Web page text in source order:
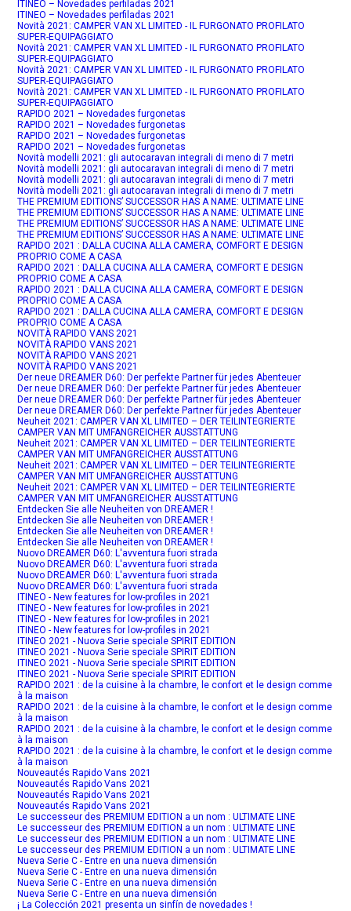
ITINEO – Novedades perfiladas 2021
ITINEO – Novedades perfiladas 2021
Novità 2021: CAMPER VAN XL LIMITED - IL FURGONATO PROFILATO
SUPER-EQUIPAGGIATO
Novità 2021: CAMPER VAN XL LIMITED - IL FURGONATO PROFILATO
SUPER-EQUIPAGGIATO
Novità 2021: CAMPER VAN XL LIMITED - IL FURGONATO PROFILATO
SUPER-EQUIPAGGIATO
Novità 2021: CAMPER VAN XL LIMITED - IL FURGONATO PROFILATO
SUPER-EQUIPAGGIATO
RAPIDO 2021 – Novedades furgonetas
RAPIDO 2021 – Novedades furgonetas
RAPIDO 2021 – Novedades furgonetas
RAPIDO 2021 – Novedades furgonetas
Novità modelli 2021: gli autocaravan integrali di meno di 7 metri
Novità modelli 2021: gli autocaravan integrali di meno di 7 metri
Novità modelli 2021: gli autocaravan integrali di meno di 7 metri
Novità modelli 2021: gli autocaravan integrali di meno di 7 metri
THE PREMIUM EDITIONS’ SUCCESSOR HAS A NAME: ULTIMATE LINE
THE PREMIUM EDITIONS’ SUCCESSOR HAS A NAME: ULTIMATE LINE
THE PREMIUM EDITIONS’ SUCCESSOR HAS A NAME: ULTIMATE LINE
THE PREMIUM EDITIONS’ SUCCESSOR HAS A NAME: ULTIMATE LINE
RAPIDO 2021 : DALLA CUCINA ALLA CAMERA, COMFORT E DESIGN
PROPRIO COME A CASA
RAPIDO 2021 : DALLA CUCINA ALLA CAMERA, COMFORT E DESIGN
PROPRIO COME A CASA
RAPIDO 2021 : DALLA CUCINA ALLA CAMERA, COMFORT E DESIGN
PROPRIO COME A CASA
RAPIDO 2021 : DALLA CUCINA ALLA CAMERA, COMFORT E DESIGN
PROPRIO COME A CASA
NOVITÀ RAPIDO VANS 2021
NOVITÀ RAPIDO VANS 2021
NOVITÀ RAPIDO VANS 2021
NOVITÀ RAPIDO VANS 2021
Der neue DREAMER D60: Der perfekte Partner für jedes Abenteuer
Der neue DREAMER D60: Der perfekte Partner für jedes Abenteuer
Der neue DREAMER D60: Der perfekte Partner für jedes Abenteuer
Der neue DREAMER D60: Der perfekte Partner für jedes Abenteuer
Neuheit 2021: CAMPER VAN XL LIMITED – DER TEILINTEGRIERTE
CAMPER VAN MIT UMFANGREICHER AUSSTATTUNG
Neuheit 2021: CAMPER VAN XL LIMITED – DER TEILINTEGRIERTE
CAMPER VAN MIT UMFANGREICHER AUSSTATTUNG
Neuheit 2021: CAMPER VAN XL LIMITED – DER TEILINTEGRIERTE
CAMPER VAN MIT UMFANGREICHER AUSSTATTUNG
Neuheit 2021: CAMPER VAN XL LIMITED – DER TEILINTEGRIERTE
CAMPER VAN MIT UMFANGREICHER AUSSTATTUNG
Entdecken Sie alle Neuheiten von DREAMER !
Entdecken Sie alle Neuheiten von DREAMER !
Entdecken Sie alle Neuheiten von DREAMER !
Entdecken Sie alle Neuheiten von DREAMER !
Nuovo DREAMER D60: L'avventura fuori strada
Nuovo DREAMER D60: L'avventura fuori strada
Nuovo DREAMER D60: L'avventura fuori strada
Nuovo DREAMER D60: L'avventura fuori strada
ITINEO - New features for low-profiles in 2021
ITINEO - New features for low-profiles in 2021
ITINEO - New features for low-profiles in 2021
ITINEO - New features for low-profiles in 2021
ITINEO 2021 - Nuova Serie speciale SPIRIT EDITION
ITINEO 2021 - Nuova Serie speciale SPIRIT EDITION
ITINEO 2021 - Nuova Serie speciale SPIRIT EDITION
ITINEO 2021 - Nuova Serie speciale SPIRIT EDITION
RAPIDO 2021 : de la cuisine à la chambre, le confort et le design comme
à la maison
RAPIDO 2021 : de la cuisine à la chambre, le confort et le design comme
à la maison
RAPIDO 2021 : de la cuisine à la chambre, le confort et le design comme
à la maison
RAPIDO 2021 : de la cuisine à la chambre, le confort et le design comme
à la maison
Nouveautés Rapido Vans 2021
Nouveautés Rapido Vans 2021
Nouveautés Rapido Vans 2021
Nouveautés Rapido Vans 2021
Le successeur des PREMIUM EDITION a un nom : ULTIMATE LINE
Le successeur des PREMIUM EDITION a un nom : ULTIMATE LINE
Le successeur des PREMIUM EDITION a un nom : ULTIMATE LINE
Le successeur des PREMIUM EDITION a un nom : ULTIMATE LINE
Nueva Serie C - Entre en una nueva dimensión
Nueva Serie C - Entre en una nueva dimensión
Nueva Serie C - Entre en una nueva dimensión
Nueva Serie C - Entre en una nueva dimensión
¡ La Colección 2021 presenta un sinfín de novedades !